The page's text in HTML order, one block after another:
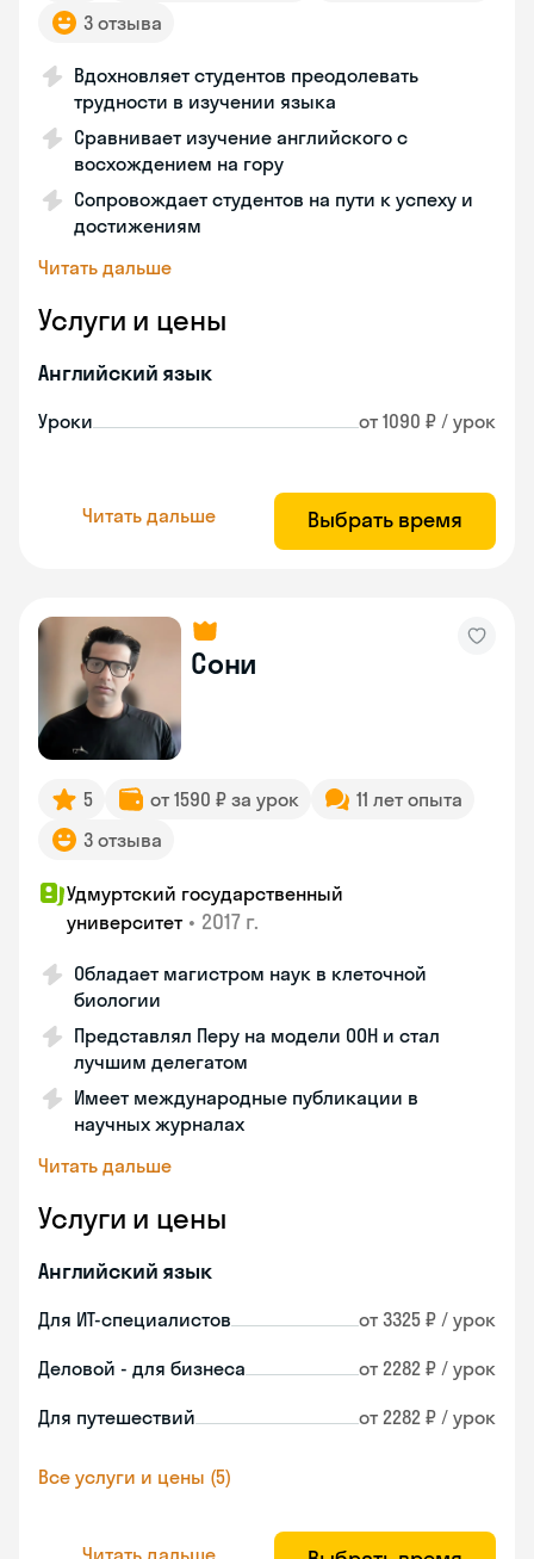
3 отзыва
Вдохновляет студентов преодолевать
трудности в изучении языка
Сравнивает изучение английского с
восхождением на гору
Сопровождает студентов на пути к успеху и
достижениям
Читать дальше
Услуги и цены
Английский язык
Уроки от 1090 ₽ / урок
Читать дальше Выбрать время
Сони
5 от 1590 ₽ за урок
11 лет опыта
3 отзыва
Удмуртский государственный
университет • 2017 г.
Обладает магистром наук в клеточной
биологии
Представлял Перу на модели ООН и стал
лучшим делегатом
Имеет международные публикации в
научных журналах
Читать дальше
Услуги и цены
Английский язык
Для ИТ-специалистов от 3325 ₽ / урок
Деловой - для бизнеса от 2282 ₽ / урок
Для путешествий от 2282 ₽ / урок
Все услуги и цены (5)
Читать дальше